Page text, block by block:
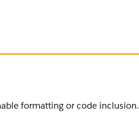
formatting or code inclusion.